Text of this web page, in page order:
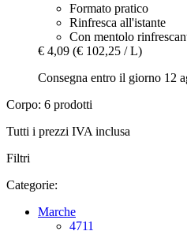
Formato pratico
Rinfresca all'istante
Con mentolo
€ 4,09 (€ 102,25 / L)
Consegna entro il giorno 12
Corpo: 6 prodotti
Tutti i prezzi IVA inclusa
Filtri
Categorie:
Marche
4711